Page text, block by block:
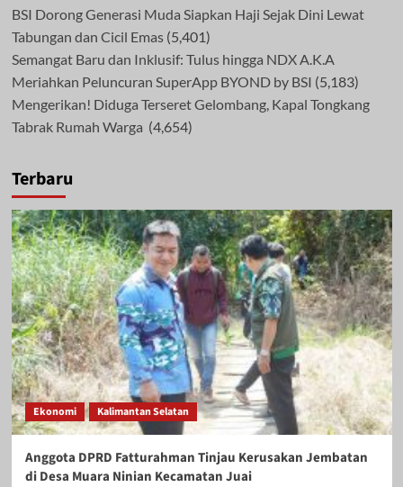
BSI Dorong Generasi Muda Siapkan Haji Sejak Dini Lewat
Tabungan dan Cicil Emas (5,401)
Semangat Baru dan Inklusif: Tulus hingga NDX A.K.A
Meriahkan Peluncuran SuperApp BYOND by BSI (5,183)
Mengerikan! Diduga Terseret Gelombang, Kapal Tongkang
Tabrak Rumah Warga (4,654)
Terbaru
Ekonomi Kalimantan Selatan
Anggota DPRD Fatturahman Tinjau Kerusakan Jembatan
di Desa Muara Ninian Kecamatan Juai